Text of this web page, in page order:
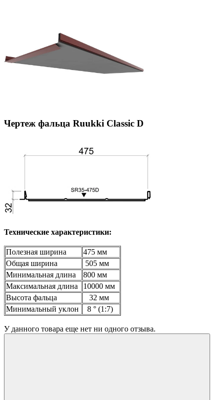
Чертеж фальца Ruukki Classic D
Технические характеристики:
Полезная ширина
475 мм
Общая ширина
505 мм
Минимальная длина
800 мм
Максимальная длина
10000 мм
Высота фальца
32 мм
Минимальный уклон
8 ° (1:7)
У данного товара еще нет ни одного отзыва.